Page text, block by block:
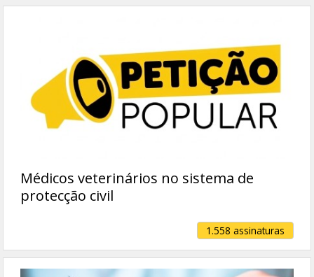
Médicos veterinários no sistema de
protecção civil
1.558 assinaturas